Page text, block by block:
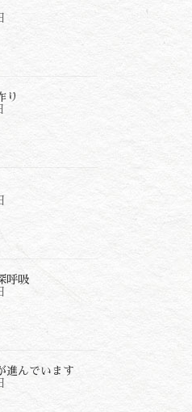
り
呼吸
進んでいます